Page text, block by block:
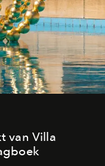
van Villa